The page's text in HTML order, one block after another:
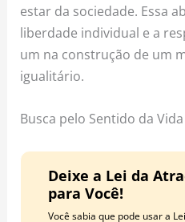
estar da sociedade. Essa
liberdade individual e a
um na construção de um
igualitário.
Busca pelo Sentido da
Deixe a Lei da
para Você!
Você sabia que pode usar a